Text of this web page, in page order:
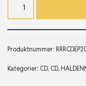
Produktnummer:
Kategorier: CD, CD,